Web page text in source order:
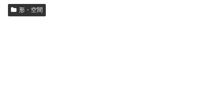
形・空間